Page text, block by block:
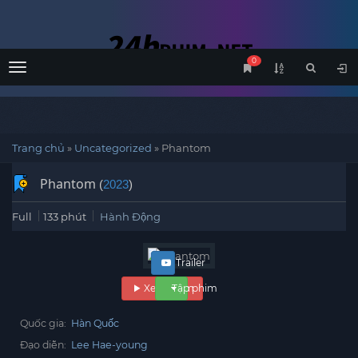
Menu
0
Trang chủ » Uncategorized » Phantom
Phantom (2023)
Full 133 phút Hành Động
Xem phim
Trailer
Tập phim
Quốc gia: Hàn Quốc
Đạo diễn: Lee Hae-young